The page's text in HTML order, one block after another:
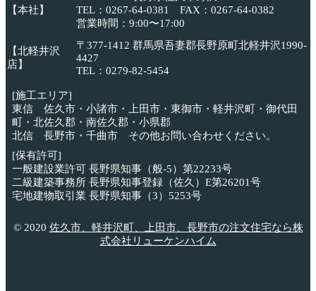
【本社】
TEL：0267-64-0381 FAX：0267-64-0382
営業時間：9:00〜17:00
【北軽井沢
店】
〒377-1412 群馬県吾妻郡長野原町北軽井沢1990-
4427
TEL：0279-82-5454
[施工エリア]
東信 佐久市・小諸市・上田市・東御市・軽井沢町・御代田
町・北佐久郡・南佐久郡・小県郡
北信 長野市・千曲市 その他お問い合わせください。
[保有許可]
一般建設業許可 長野県知事（般-5）第22233号
二級建築事務所 長野県知事登録（佐久）E第26201号
宅地建物取引業 長野県知事（3）5253号
© 2020 佐久市、軽井沢町、上田市、長野市の注文住宅なら株
式会社リューケンハイム